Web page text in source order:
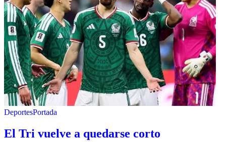
DeportesPortada
El Tri vuelve a quedarse corto